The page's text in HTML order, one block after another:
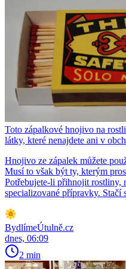
Toto zápalkové hnojivo na
látky, které nenajdete ani v
Hnojivo ze zápalek můžete
Musí to však být ty, kterým
Potřebujete-li přihnojit rostliny,
specializované přípravky. Stačí
BydlímeÚtulně.cz
dnes, 06:09
2 min